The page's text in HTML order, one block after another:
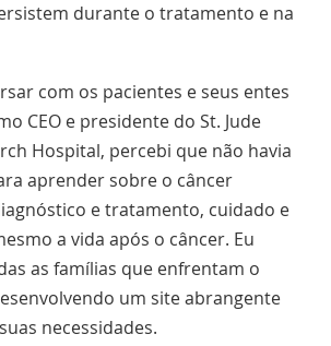
durante o tratamento e na
com os pacientes e seus entes
CEO e presidente do St. Jude
Hospital, percebi que não havia
aprender sobre o câncer
e tratamento, cuidado e
a vida após o câncer. Eu
as famílias que enfrentam o
um site abrangente
necessidades.